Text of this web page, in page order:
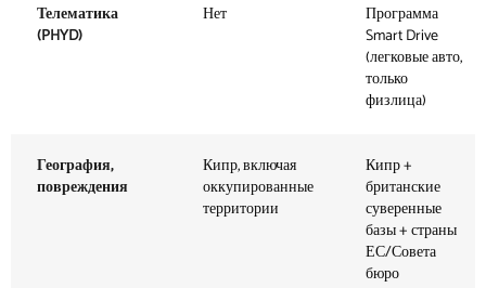
Телематика
(PHYD)
Нет
Программа
Smart Drive
(легковые авто,
только
физлица)
География,
повреждения
Кипр, включая
оккупированные
территории
Кипр +
британские
суверенные
базы + страны
ЕС/Совета
бюро